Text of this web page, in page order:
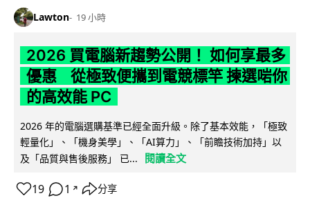
Lawton 19 小時
2026 買電腦新趨勢公開！ 如何享最多
優惠 從極致便攜到電競標竿 揀選啱你
的高效能 PC
2026 年的電腦選購基準已經全面升級。除了基本效能，「極致
輕量化」、「機身美學」、「AI算力」、「前瞻技術加持」以
及「品質與售後服務」 已...
閱讀全文
19 1 ↗ 分享